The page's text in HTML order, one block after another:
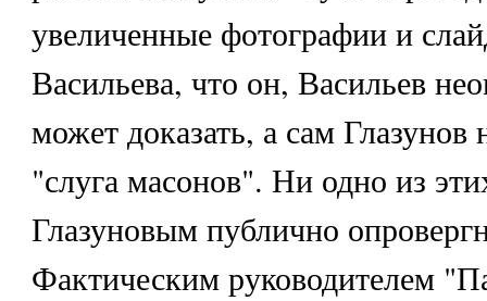
увеличенные фотографии и
Васильева, что он, Васильев
может доказать, а сам Глазунов
"слуга масонов". Ни одно из
Глазуновым публично
Фактическим руководителем